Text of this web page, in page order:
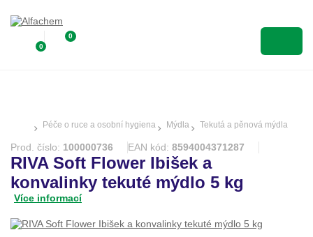
0
0
Péče o ruce a osobní hygiena Mýdla Tekutá a pěnová mýdla
Prod. číslo: 100000736 EAN kód: 8594004371287
RIVA Soft Flower Ibišek a
konvalinky tekuté mýdlo 5 kg
Více informací